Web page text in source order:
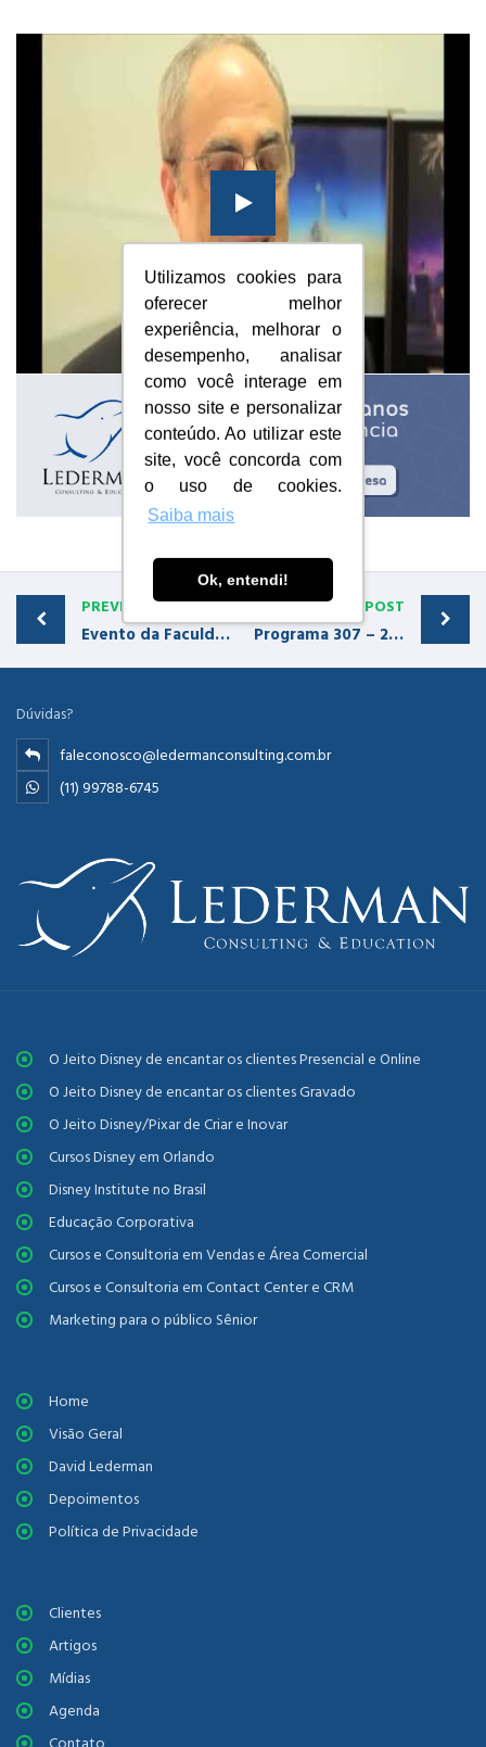
Utilizamos cookies para
oferecer melhor
experiência, melhorar o
desempenho, analisar
como você interage em
nosso site e personalizar
conteúdo. Ao utilizar este
site, você concorda com
o uso de cookies.
Saiba mais
Ok, entendi!
PREVIOUS POST
Evento da Faculdade Cruzeiro do Sul
NEXT POST
Programa 307 – 25/05/2014 – Entrevista Disney Institute
Dúvidas?
faleconosco@ledermanconsulting.com.br
(11) 99788-6745
O Jeito Disney de encantar os clientes Presencial e Online
O Jeito Disney de encantar os clientes Gravado
O Jeito Disney/Pixar de Criar e Inovar
Cursos Disney em Orlando
Disney Institute no Brasil
Educação Corporativa
Cursos e Consultoria em Vendas e Área Comercial
Cursos e Consultoria em Contact Center e CRM
Marketing para o público Sênior
Home
Visão Geral
David Lederman
Depoimentos
Política de Privacidade
Clientes
Artigos
Mídias
Agenda